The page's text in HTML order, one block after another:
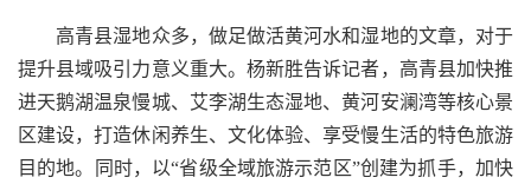
高青县湿地众多，做足做活黄河水和湿地的文章，对于
提升县域吸引力意义重大。杨新胜告诉记者，高青县加快推
进天鹅湖温泉慢城、艾李湖生态湿地、黄河安澜湾等核心景
区建设，打造休闲养生、文化体验、享受慢生活的特色旅游
目的地。同时，以“省级全域旅游示范区”创建为抓手，加快